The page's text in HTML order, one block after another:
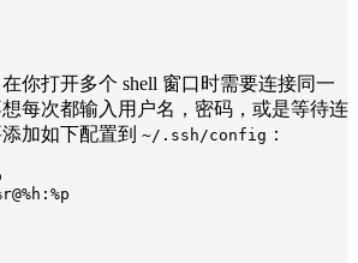
你打开多个 shell 窗口时需要连接同一
每次都输入用户名，密码，或是等待连
加如下配置到 ~/.ssh/config ：